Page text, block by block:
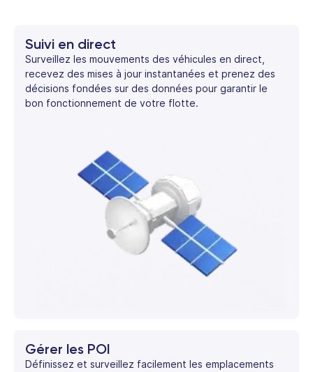
Suivi en direct
Surveillez les mouvements des véhicules en direct,
recevez des mises à jour instantanées et prenez des
décisions fondées sur des données pour garantir le
bon fonctionnement de votre flotte.
Gérer les POI
Définissez et surveillez facilement les emplacements